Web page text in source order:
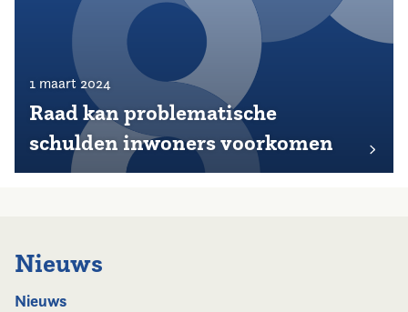
1 maart 2024
Raad kan problematische
schulden inwoners voorkomen
Nieuws
Nieuws